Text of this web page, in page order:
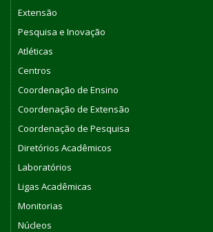
Extensão
Pesquisa e Inovação
Atléticas
Centros
Coordenação de Ensino
Coordenação de Extensão
Coordenação de Pesquisa
Diretórios Acadêmicos
Laboratórios
Ligas Acadêmicas
Monitorias
Núcleos